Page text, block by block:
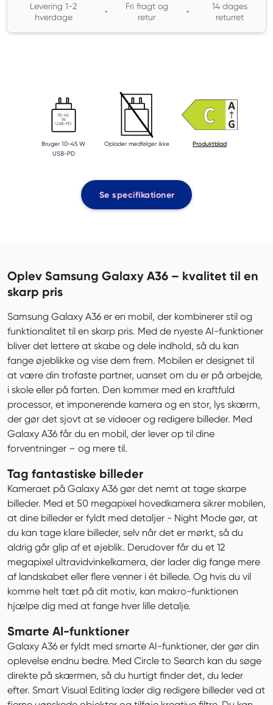
Levering 1-2
hverdage
•
Fri fragt og
retur
•
14 dages
returret
10-45
W
USB-PD
Bruger 10-45 W
USB-PD
Oplader medfølger ikke Produktblad
Se specifikationer
Oplev Samsung Galaxy A36 – kvalitet til en
skarp pris
Samsung Galaxy A36 er en mobil, der kombinerer stil og
funktionalitet til en skarp pris. Med de nyeste AI-funktioner
bliver det lettere at skabe og dele indhold, så du kan
fange øjeblikke og vise dem frem. Mobilen er designet til
at være din trofaste partner, uanset om du er på arbejde,
i skole eller på farten. Den kommer med en kraftfuld
processor, et imponerende kamera og en stor, lys skærm,
der gør det sjovt at se videoer og redigere billeder. Med
Galaxy A36 får du en mobil, der lever op til dine
forventninger – og mere til.
Tag fantastiske billeder
Kameraet på Galaxy A36 gør det nemt at tage skarpe
billeder. Med et 50 megapixel hovedkamera sikrer mobilen,
at dine billeder er fyldt med detaljer - Night Mode gør, at
du kan tage klare billeder, selv når det er mørkt, så du
aldrig går glip af et øjeblik. Derudover får du et 12
megapixel ultravidvinkelkamera, der lader dig fange mere
af landskabet eller flere venner i ét billede. Og hvis du vil
komme helt tæt på dit motiv, kan makro-funktionen
hjælpe dig med at fange hver lille detalje.
Smarte AI-funktioner
Galaxy A36 er fyldt med smarte AI-funktioner, der gør din
oplevelse endnu bedre. Med Circle to Search kan du søge
direkte på skærmen, så du hurtigt finder det, du leder
efter. Smart Visual Editing lader dig redigere billeder ved at